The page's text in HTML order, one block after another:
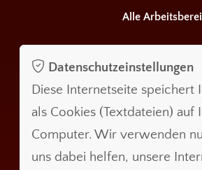
Alle
Datenschutzeinstellungen
Diese Internetseite speichert
als Cookies (Textdateien) auf
Computer. Wir verwenden
uns dabei helfen, unsere